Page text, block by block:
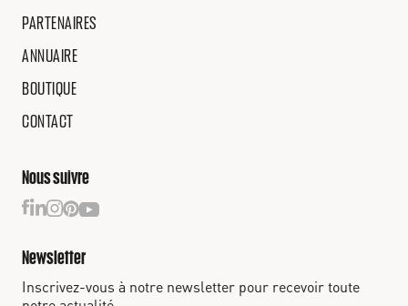
PARTENAIRES
ANNUAIRE
BOUTIQUE
CONTACT
Nous suivre
Newsletter
Inscrivez-vous à notre newsletter pour recevoir toute